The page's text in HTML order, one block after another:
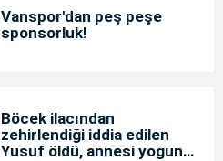
Vanspor'dan peş peşe
sponsorluk!
Böcek ilacından
zehirlendiği iddia edilen
Yusuf öldü, annesi yoğun